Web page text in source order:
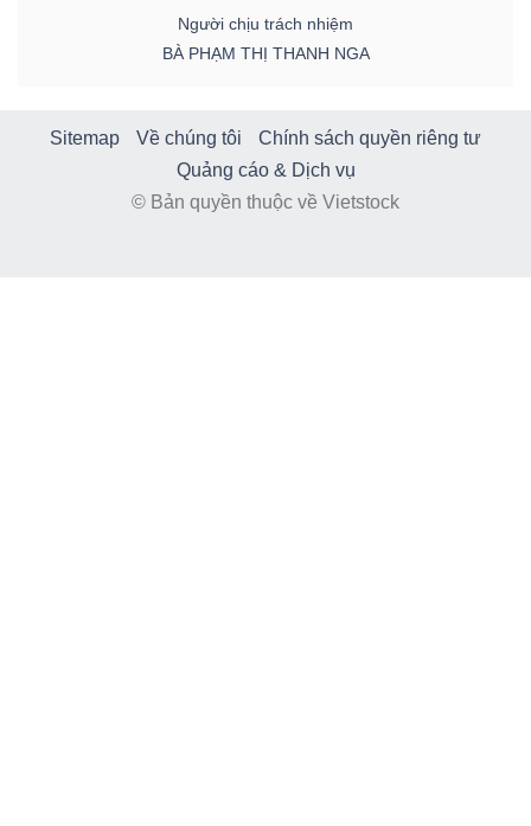
Người chịu trách nhiệm
BÀ PHẠM THỊ THANH NGA
Sitemap Về chúng tôi
Chính sách quyền riêng tư
Quảng cáo & Dịch vụ
© Bản quyền thuộc về Vietstock